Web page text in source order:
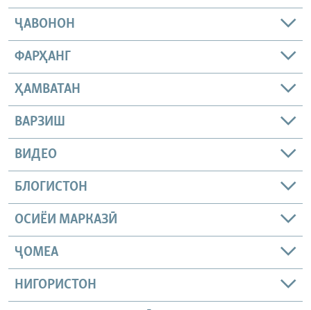
ҶАВОНОН
ФАРҲАНГ
ҲАМВАТАН
ВАРЗИШ
ВИДЕО
БЛОГИСТОН
ОСИЁИ МАРКАЗӢ
ҶОМEА
НИГОРИСТОН